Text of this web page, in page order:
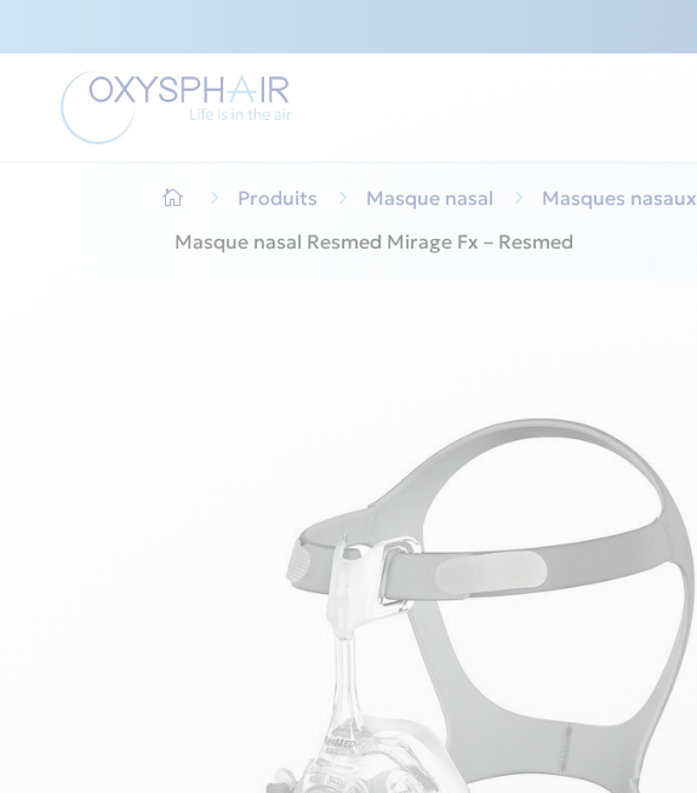
 5 Produits 5 Masque nasal 5 Masques nasaux
Masque nasal Resmed Mirage Fx – Resmed